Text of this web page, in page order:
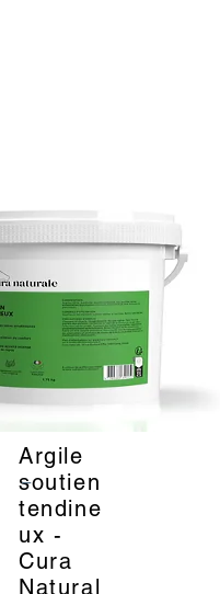
Argile
soutien
tendine
ux -
Cura
Natural
_